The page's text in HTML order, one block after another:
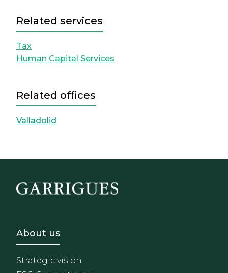
Related services
Tax
Human Capital Services
Related offices
Valladolid
Footer - Sobre Nosotros
About us
Strategic vision